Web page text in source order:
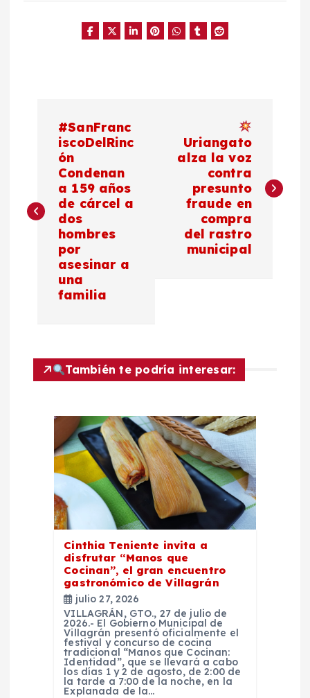
e
ó
#SanFranc
iscoDelRinc
ón
Condenan
a 159 años
de cárcel a
dos
hombres
por
asesinar a
una
familia
Uriangato
alza la voz
contra
presunto
fraude en
compra
del rastro
municipal
También te podría interesar:
Cinthia Teniente invita a
disfrutar “Manos que
Cocinan”, el gran encuentro
gastronómico de Villagrán
julio 27, 2026
VILLAGRÁN, GTO., 27 de julio de
2026.- El Gobierno Municipal de
Villagrán presentó oficialmente el
festival y concurso de cocina
tradicional “Manos que Cocinan:
Identidad”, que se llevará a cabo
los días 1 y 2 de agosto, de 2:00 de
la tarde a 7:00 de la noche, en la
Explanada de la…